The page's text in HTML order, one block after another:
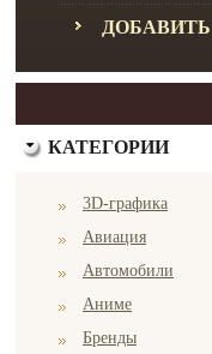
ДОБАВИТЬ
КАТЕГОРИИ
3D-графика
Авиация
Автомобили
Аниме
Бренды